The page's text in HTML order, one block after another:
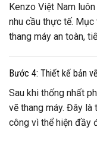
Kenzo Việt Nam
nhu cầu thực tế.
thang máy an toàn,
Bước 4: Thiết kế bản
Sau khi thống nhất
vẽ thang máy. Đây là
công vì thể hiện đầy